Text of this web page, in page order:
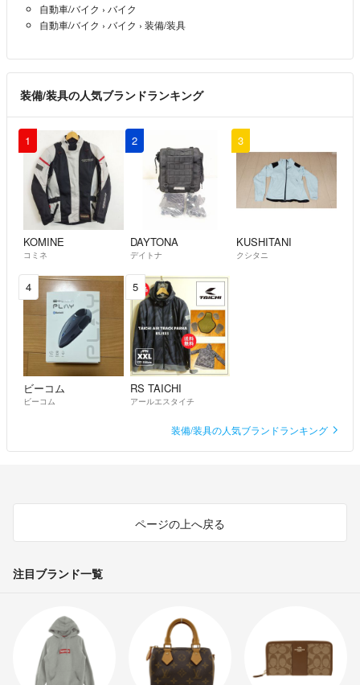
自動車/バイク › バイク
自動車/バイク › バイク › 装備/装具
装備/装具の人気ブランドランキング
1
KOMINE
コミネ
2
DAYTONA
デイトナ
3
KUSHITANI
クシタニ
4
ビーコム
ビーコム
5
RS TAICHI
アールエスタイチ
装備/装具の人気ブランドランキング
ページの上へ戻る
注目ブランド一覧